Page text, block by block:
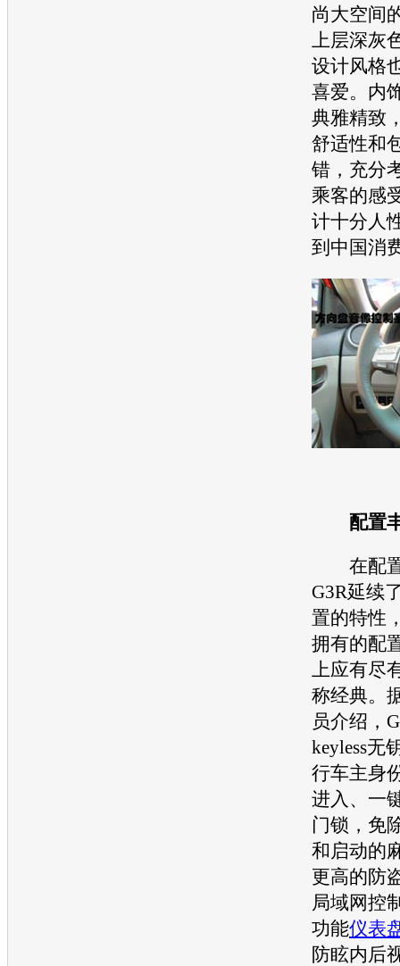
尚大空间
上层深灰
设计风格
喜爱。内
典雅精致
舒适性和
错，充分
乘客的感
计十分人
到中国消
配置
在配置
G3R延续
置的特性
拥有的配
上应有尽
称经典。
员介绍，
keyless无
行车主身
进入、一
门锁，免
和启动的
更高的防
局域网控
功能仪表
防眩内后